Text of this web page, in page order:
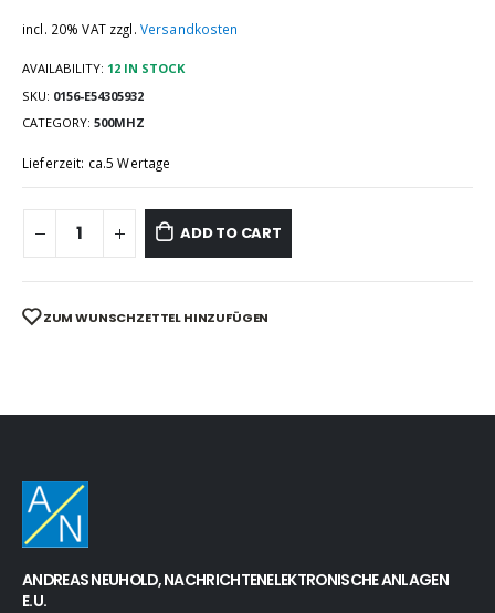
incl. 20% VAT zzgl. Versandkosten
AVAILABILITY: 12 IN STOCK
SKU: 0156-E54305932
CATEGORY: 500MHZ
Lieferzeit: ca.5 Wertage
ADD TO CART
ZUM WUNSCHZETTEL HINZUFÜGEN
ANDREAS NEUHOLD, NACHRICHTENELEKTRONISCHE ANLAGEN
E.U.